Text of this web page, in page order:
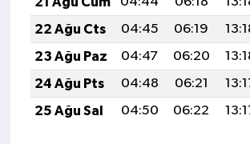
22 Ağu Cts
04:45 06:19
23 Ağu Paz
04:47 06:20
24 Ağu Pts
04:48 06:21
25 Ağu Sal
04:50 06:22